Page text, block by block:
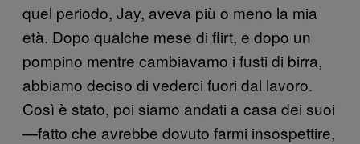
quel periodo, Jay, aveva più o meno la mia
età. Dopo qualche mese di flirt, e dopo un
pompino mentre cambiavamo i fusti di birra,
abbiamo deciso di vederci fuori dal lavoro.
Così è stato, poi siamo andati a casa dei suoi
—fatto che avrebbe dovuto farmi insospettire,